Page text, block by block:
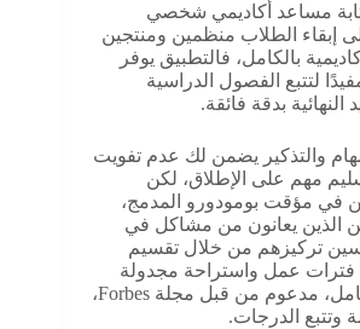
مساعد أكاديمي شخصي
إبقاء الطلاب منظمين ومنتجين
بالكامل، فالتطبيق يوفر
لتتبع الفصول الدراسية
النهائية بدقة فائقة.
والتذكير يضمن لك عدم تفويت
مهم على الإطلاق، لكن
في مؤقت بومودورو المدمج،
الذين يعانون من مشاكل في
تركيزهم من خلال تقسيم
فترات عمل واستراحة مجدولة
بذكاء. إنه تطبيق متكامل، مدعوم من قبل مجلة Forbes،
وتتبع الدرجات.